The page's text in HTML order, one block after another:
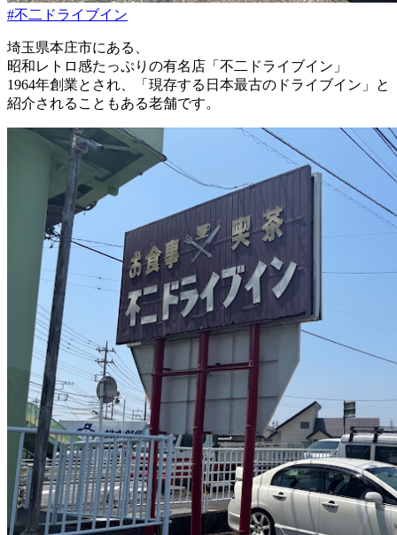
#不二ドライブイン
埼玉県本庄市にある、
昭和レトロ感たっぷりの有名店「不二ドライブイン」
1964年創業とされ、「現存する日本最古のドライブイン」と
紹介されることもある老舗です。